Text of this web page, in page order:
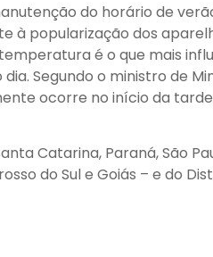
do horário de
à popularização dos
é o que mais
Segundo o ministro de
ocorre no início da
Catarina, Paraná, São
do Sul e Goiás – e do